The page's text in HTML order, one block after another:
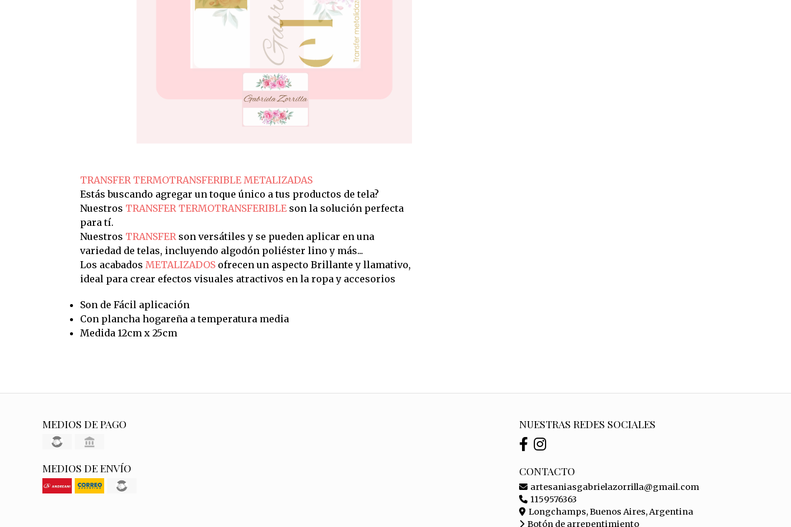
TRANSFER TERMOTRANSFERIBLE METALIZADAS
Estás buscando agregar un toque único a tus productos de tela?
Nuestros TRANSFER TERMOTRANSFERIBLEson la solución perfecta
para tí.
Nuestros TRANSFERson versátiles y se pueden aplicar en una
variedad de telas, incluyendo algodón poliéster lino y más...
Los acabados METALIZADOSofrecen un aspecto Brillante y llamativo,
ideal para crear efectos visuales atractivos en la ropa y accesorios
Son de Fácil aplicación
Con plancha hogareña a temperatura media
Medida 12cm x 25cm
MEDIOS DE PAGO
MEDIOS DE ENVÍO
NUESTRAS REDES SOCIALES
CONTACTO
artesaniasgabrielazorrilla@gmail.com
1159576363
Longchamps, Buenos Aires, Argentina
Botón de arrepentimiento